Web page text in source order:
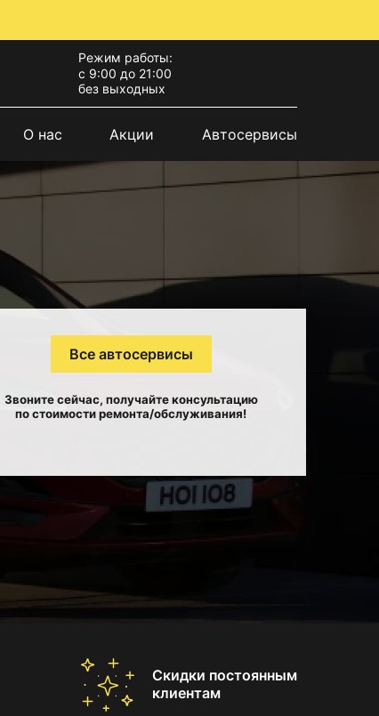
Режим работы:
с 9:00 до 21:00
без выходных
О нас Акции Автосервисы
Все автосервисы
Звоните сейчас, получайте консультацию
по стоимости ремонта/обслуживания!
Скидки постоянным
клиентам